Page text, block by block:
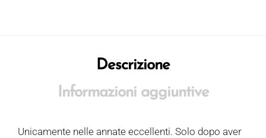
Descrizione
Informazioni aggiuntive
Unicamente nelle annate eccellenti. Solo dopo aver